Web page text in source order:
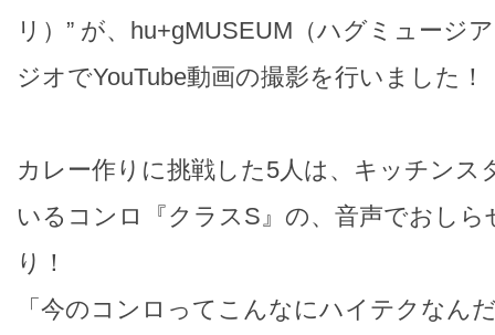
リ）” が、hu+gMUSEUM（ハグミュージ
ジオでYouTube動画の撮影を行いました！
カレー作りに挑戦した5人は、キッチンス
いるコンロ『クラスS』の、音声でおし
り！
「今のコンロってこんなにハイテクなん